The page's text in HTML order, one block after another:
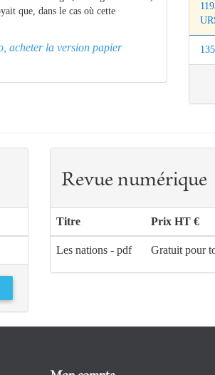
que, dans le cas où cette
acheter la version papier
Revue numérique
Titre Prix HT €
Les nations - pdf Gratuit pour